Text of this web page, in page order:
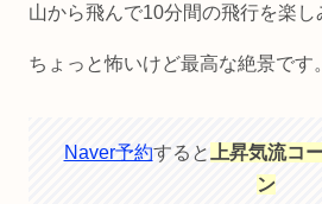
山から飛んで10分間の飛行を楽し
ちょっと怖いけど最高な絶景です。
Naver予約すると
上昇気流コ
ン